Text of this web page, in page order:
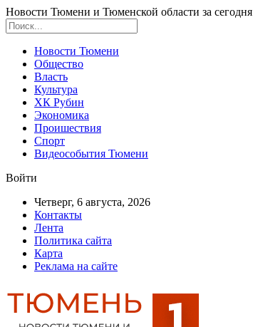
Новости Тюмени и Тюменской области за сегодня
Новости Тюмени
Общество
Власть
Культура
ХК Рубин
Экономика
Проишествия
Спорт
Видеособытия Тюмени
Войти
Четверг, 6 августа, 2026
Контакты
Лента
Политика сайта
Карта
Реклама на сайте